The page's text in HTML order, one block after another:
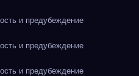
и предубеждение
и предубеждение
и предубеждение